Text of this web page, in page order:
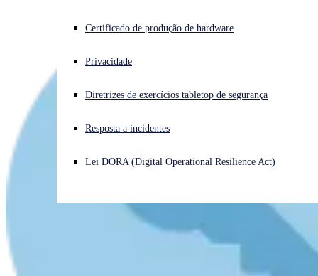
Enfrentando um ataque cibernético? Obtenha ajuda imediata
Open search
Português (Brasil) Open language switcher
Certificado de produção de hardware
Privacidade
Diretrizes de exercícios tabletop de segurança
Resposta a incidentes
Lei DORA (Digital Operational Resilience Act)